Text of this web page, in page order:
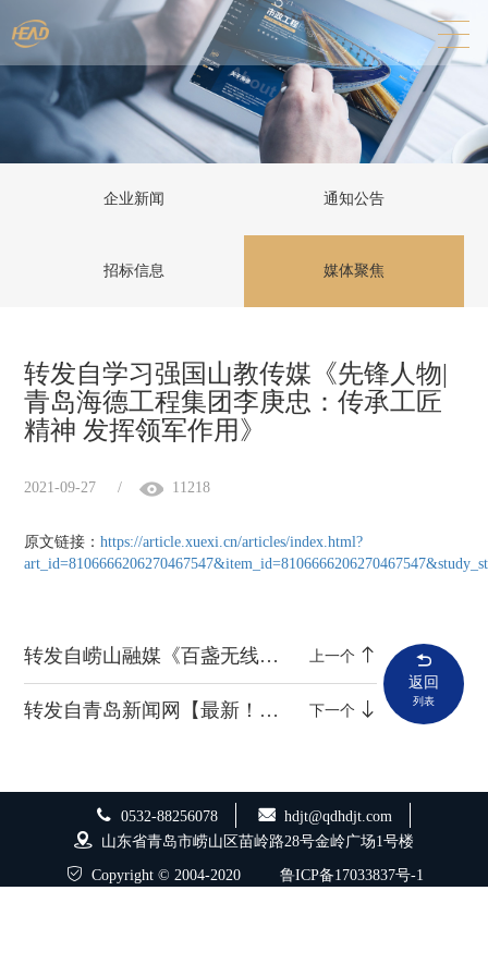
企业新闻 通知公告
招标信息 媒体聚焦
转发自学习强国山教传媒《先锋人物|
青岛海德工程集团李庚忠：传承工匠
精神 发挥领军作用》
2021-09-27 / 11218
原文链接：https://article.xuexi.cn/articles/index.html?
转发自崂山融媒《百盏无线灯 照亮抗疫路》 上一个
转发自青岛新闻网【最新！环湾路-长沙路立交桥工程首联混凝土箱梁顺利浇筑完成】 下一个
返回
列表
0532-88256078
hdjt@qdhdjt.com
山东省青岛市崂山区苗岭路28号金岭广场1号楼
Copyright © 2004-2020 鲁ICP备17033837号-1